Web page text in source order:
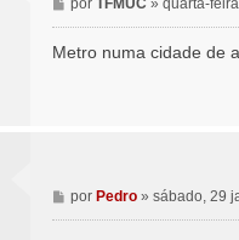
e
Metro numa cidade de
M
e
porPedro »sábado, 29